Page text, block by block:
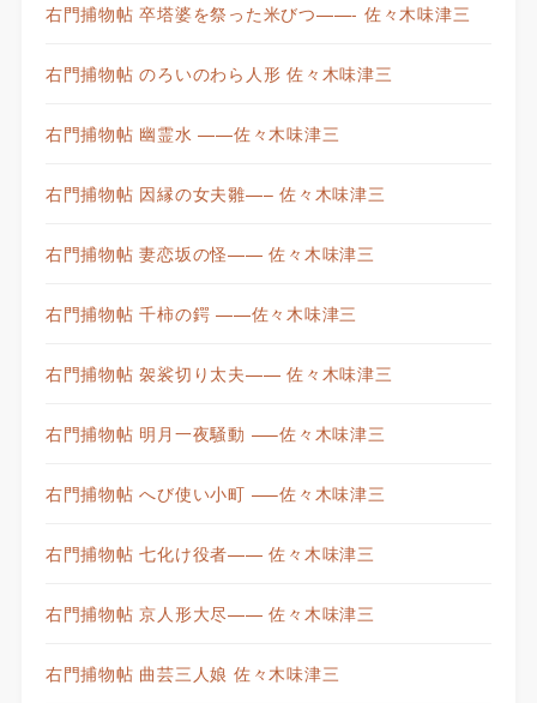
右門捕物帖 卒塔婆を祭った米びつ——- 佐々木味津三
右門捕物帖 のろいのわら人形 佐々木味津三
右門捕物帖 幽霊水 ——佐々木味津三
右門捕物帖 因縁の女夫雛—– 佐々木味津三
右門捕物帖 妻恋坂の怪—— 佐々木味津三
右門捕物帖 千柿の鍔 ——佐々木味津三
右門捕物帖 袈裟切り太夫—— 佐々木味津三
右門捕物帖 明月一夜騒動 —–佐々木味津三
右門捕物帖 へび使い小町 —–佐々木味津三
右門捕物帖 七化け役者—— 佐々木味津三
右門捕物帖 京人形大尽—— 佐々木味津三
右門捕物帖 曲芸三人娘 佐々木味津三